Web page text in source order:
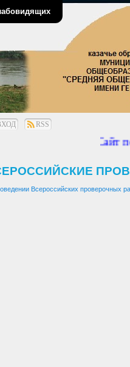
RSS
Сайт
Всероссийских проверочных